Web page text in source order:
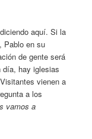
aquí. Si la
Pablo en su
de gente será
día, hay iglesias
vienen a
a los
vamos a